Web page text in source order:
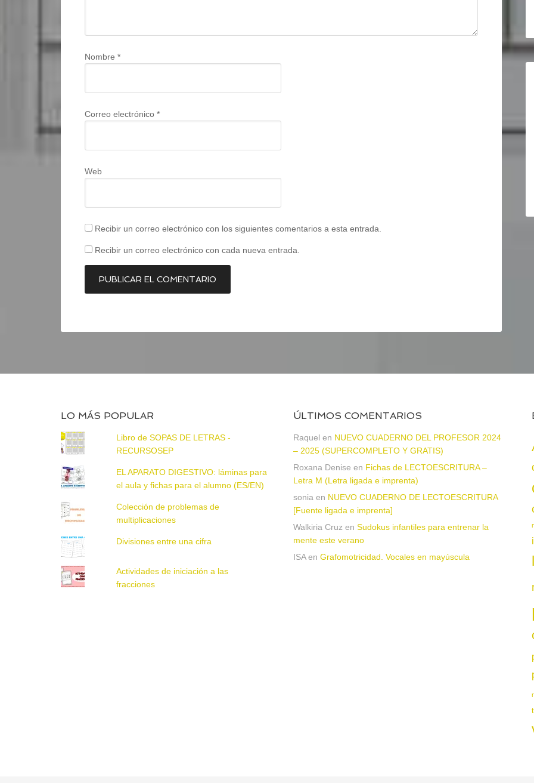
Nombre *
Correo electrónico *
Web
Recibir un correo electrónico con los siguientes comentarios a esta entrada.
Recibir un correo electrónico con cada nueva entrada.
LO MÁS POPULAR
Libro de SOPAS DE LETRAS -
RECURSOSEP
EL APARATO DIGESTIVO: láminas para
el aula y fichas para el alumno (ES/EN)
Colección de problemas de
multiplicaciones
Divisiones entre una cifra
Actividades de iniciación a las
fracciones
ÚLTIMOS COMENTARIOS
Raquel en NUEVO CUADERNO DEL PROFESOR 2024
– 2025 (SUPERCOMPLETO Y GRATIS)
Roxana Denise en Fichas de LECTOESCRITURA –
Letra M (Letra ligada e imprenta)
sonia en NUEVO CUADERNO DE LECTOESCRITURA
[Fuente ligada e imprenta]
Walkiria Cruz en Sudokus infantiles para entrenar la
mente este verano
ISAen Grafomotricidad. Vocales en mayúscula